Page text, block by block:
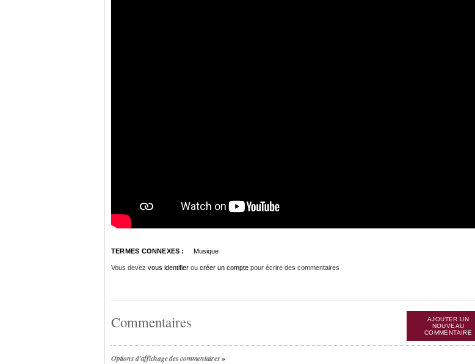
TERMES CONNEXES : Musique
Vous devez vous identifier ou créer un compte pour écrire des commentaires
Commentaires
AJOUTER UN
NOUVEAU
COMMENTAIRE
Options d'affichage des commentaires